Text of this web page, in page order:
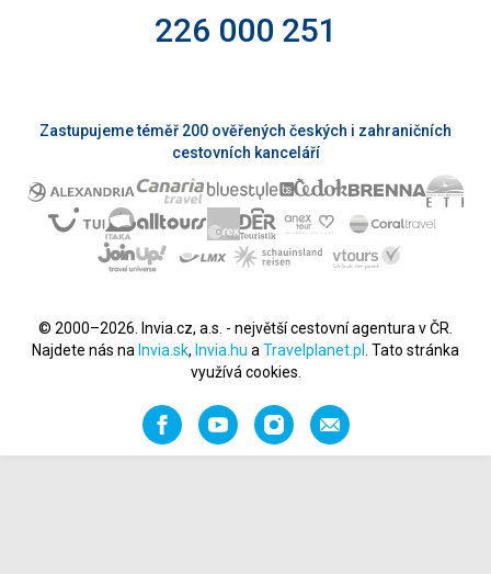
226 000 251
Zastupujeme téměř 200 ověřených českých i zahraničních
cestovních kanceláří
© 2000–2026. Invia.cz, a.s. - největší cestovní agentura v ČR.
Najdete nás na Invia.sk, Invia.hu a Travelplanet.pl
. Tato stránka
využívá cookies.
FacebookYouTubeInstagramNapište
nám